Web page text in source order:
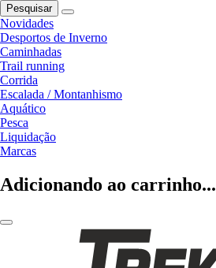
Pesquisar
Novidades
Desportos de Inverno
Caminhadas
Trail running
Corrida
Escalada / Montanhismo
Aquático
Pesca
Liquidação
Marcas
Adicionando ao carrinho...